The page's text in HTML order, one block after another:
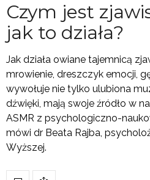
Czym jest
jak to działa?
Jak działa owiane tajemnicą
mrowienie, dreszczyk emocji,
wywołuje nie tylko ulubiona
dźwięki, mają swoje źródło w
ASMR z psychologiczno-
mówi dr Beata Rajba,
Wyższej.